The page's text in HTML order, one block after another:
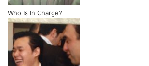
Who Is In Charge?